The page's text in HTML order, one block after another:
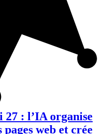
27 : l’IA organise
web et crée